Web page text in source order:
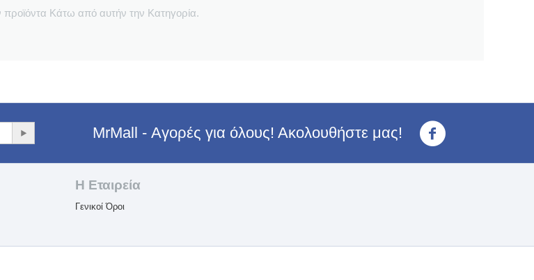
Κάτω από αυτήν την Κατηγορία.
MrMall - Αγορές για όλους! Ακολουθήστε μας!
Η Εταιρεία​
Γενικοί Όροι